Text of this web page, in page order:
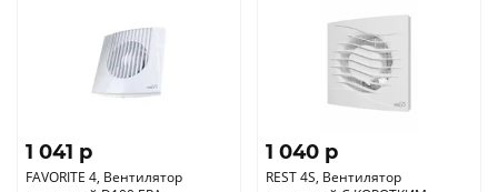
1 041 p
FAVORITE 4, Вентилятор
1 040 p
REST 4S, Вентилятор